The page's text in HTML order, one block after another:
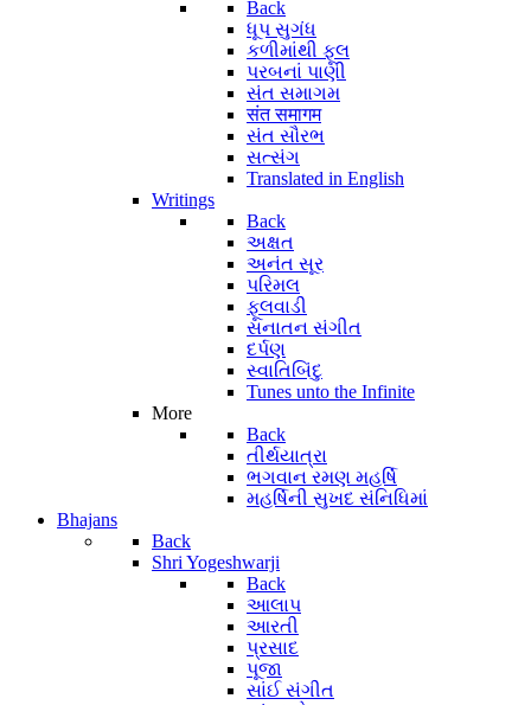
Back
ધૂપ સુગંધ
કળીમાંથી ફૂલ
પરબનાં પાણી
સંત સમાગમ
संत समागम
સંત સૌરભ
સત્સંગ
Translated in English
Writings
Back
અક્ષત
અનંત સૂર
પરિમલ
ફૂલવાડી
સનાતન સંગીત
દર્પણ
સ્વાતિબિંદુ
Tunes unto the Infinite
More
Back
તીર્થયાત્રા
ભગવાન રમણ મહર્ષિ
મહર્ષિની સુખદ સંનિધિમાં
Bhajans
Back
Shri Yogeshwarji
Back
આલાપ
આરતી
પ્રસાદ
પૂજા
સાંઈ સંગીત